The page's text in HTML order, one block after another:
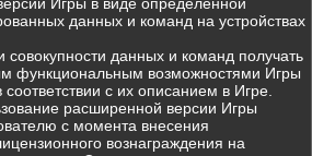
данных и команд на устройствах
совокупности данных и команд получать
функциональным возможностями Игры
с их описанием в Игре.
расширенной версии Игры
с момента внесения
вознаграждения на